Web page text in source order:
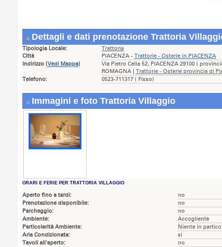
Dettagli e dati prenotazione Trattoria
Tipologia Locale:
Trattoria
Città
PIACENZA - Trattorie - Osterie in PIACENZA
Indirizzo (Vedi Mappa)
Via Pietro Cella 52, PIACENZA 29100 (
ROMAGNA | Trattorie - Osterie provincia di
Telefono:
0523-711317 ( Fisso)
Immagini e foto Trattoria Villaggio
ORARI E FERIE PER TRATTORIA VILLAGGIO
Aperto fino a tardi:
no
Prenotazione disponibile:
no
Parcheggio:
no
Ambiente:
Accogliente
Particolarità Ambiente:
Niente in
Aria Condizionata:
si
Tavoli all'aperto:
no